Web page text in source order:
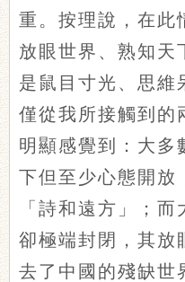
重。按理說，在此
放眼世界、熟知天
是鼠目寸光、思維
僅從我所接觸到的
明顯感覺到：大多
下但至少心態開放
「詩和遠方」；
卻極端封閉，其放
去了中國的殘缺世